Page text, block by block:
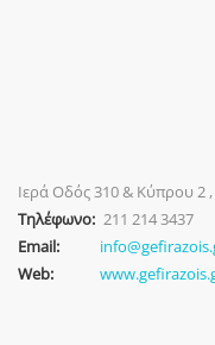
Ιερά Οδός 310 & Κύπρου 2 ,
Τηλέφωνο:211 214 3437
Email:
Web: